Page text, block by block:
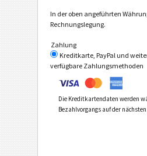
In der oben angeführten
Rechnungslegung.
Zahlung
Kreditkarte, PayPal und
verfügbare Zahlungsmethoden
Die Kreditkartendaten werden
Bezahlvorgangs auf der